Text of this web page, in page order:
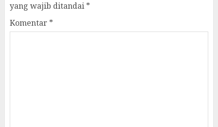
yang wajib ditandai *
Komentar *